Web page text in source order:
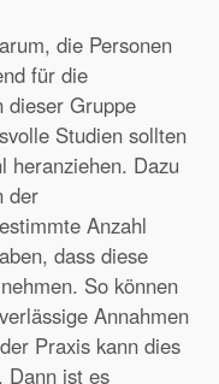
die Personen
für die
dieser Gruppe
Studien sollten
heranziehen. Dazu
der
Anzahl
dass diese
So können
Annahmen
Praxis kann dies
Dann ist es